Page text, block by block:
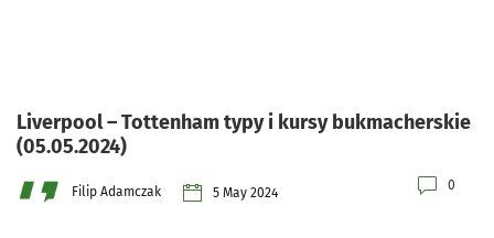
Liverpool – Tottenham typy i kursy bukmacherskie
(05.05.2024)
Filip Adamczak 5 May 2024 0